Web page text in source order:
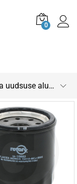
0
Järjesta uudsuse alusel